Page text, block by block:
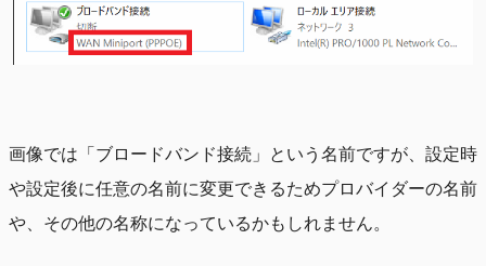
画像では「ブロードバンド接続」という名前ですが、設定時
や設定後に任意の名前に変更できるためプロバイダーの名前
や、その他の名称になっているかもしれません。